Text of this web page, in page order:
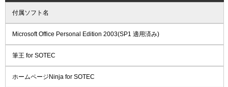
付属ソフト名
Microsoft Office Personal Edition 2003(SP1 適用済み)
筆王 for SOTEC
ホームページNinja for SOTEC